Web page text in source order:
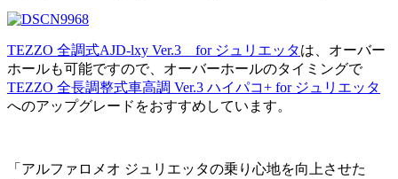
TEZZO 全調式AJD-lxy Ver.3 for ジュリエッタは、オーバー
ホールも可能ですので、オーバーホールのタイミングで
TEZZO 全長調整式車高調 Ver.3 ハイパコ+ for ジュリエッタ
へのアップグレードをおすすめしています。
「アルファロメオ ジュリエッタの乗り心地を向上させた